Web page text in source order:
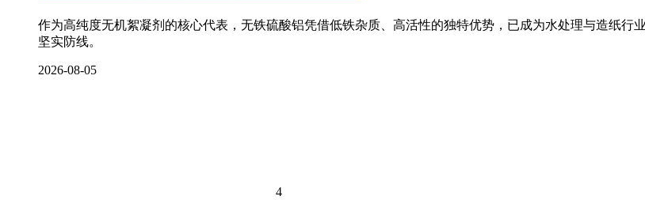
作为高纯度无机絮凝剂的核心代表，无铁硫酸铝凭借低铁杂质、高活性的独特优势，已成为水处理与造纸
坚实防线。
2026-08-05
4